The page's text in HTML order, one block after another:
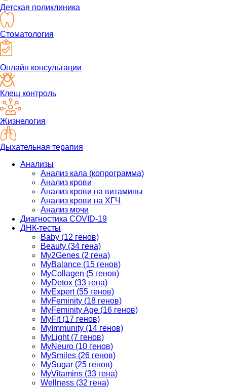
Детская поликлиника
Стоматология
Онлайн консультации
Клещ контроль
Жизнелогия
Дыхательная терапия
Анализы
Анализ кала (копрограмма)
Анализ крови
Анализ крови на витамины
Анализ крови на ХГЧ
Анализ мочи
Диагностика COVID-19
ДНК-тесты
Baby (12 генов)
Beauty (34 гена)
My2Genes (2 гена)
MyBalance (15 генов)
MyCollagen (5 генов)
MyDetox (33 гена)
MyExpert (55 генов)
MyFeminity (18 генов)
MyFeminity Age (16 генов)
MyFit (17 генов)
MyImmunity (14 генов)
MyLight (7 генов)
MyNeuro (10 генов)
MySmiles (26 генов)
MySugar (25 генов)
MyVitamins (33 гена)
Wellness (32 гена)